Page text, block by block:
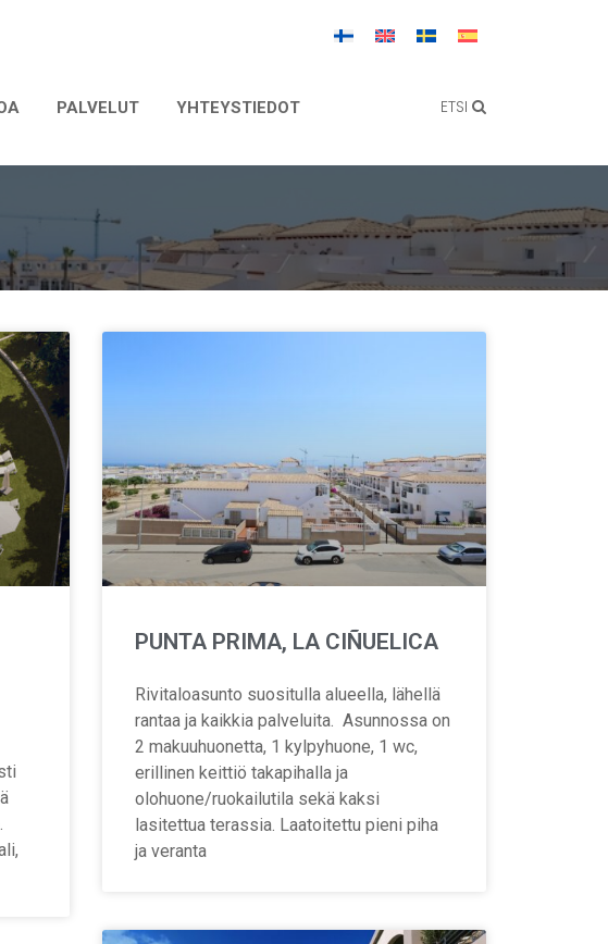
ETSI
PALVELUT YHTEYSTIEDOT
PUNTA PRIMA, LA CIÑUELICA
Rivitaloasunto suositulla alueella, lähellä
rantaa ja kaikkia palveluita. Asunnossa on
2 makuuhuonetta, 1 kylpyhuone, 1 wc,
erillinen keittiö takapihalla ja
olohuone/ruokailutila sekä kaksi
lasitettua terassia. Laatoitettu pieni piha
ja veranta